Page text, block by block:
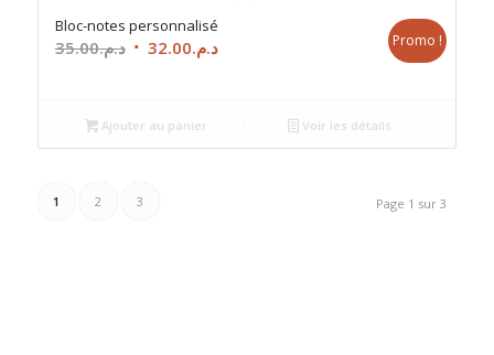
Bloc-notes personnalisé
د.م.35.00
Le
était :
د.م.35.00.
د.م.32.00
Le
د.م.32.00.
Promo !
Ajouter au panier Voir les détails
Page 1 sur 3
1 2 3